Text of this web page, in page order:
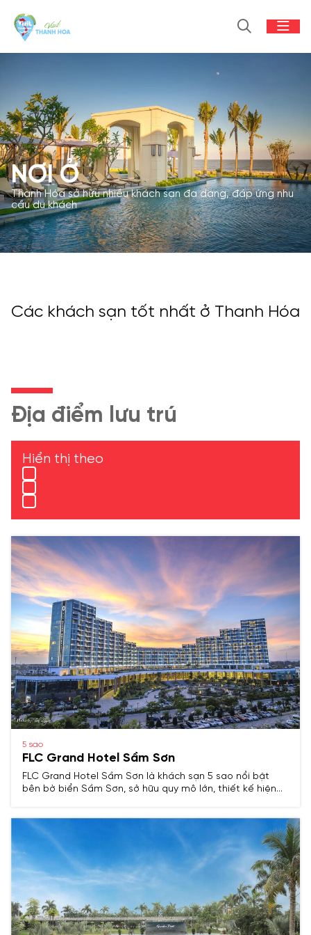
NƠI Ở
Thanh Hóa sở hữu nhiều khách sạn đa dạng, đáp ứng nhu
cầu du khách
Các khách sạn tốt nhất ở Thanh Hóa
Địa điểm lưu trú
Hiển thị theo
5 sao
FLC Grand Hotel Sầm Sơn
FLC Grand Hotel Sầm Sơn là khách sạn 5 sao nổi bật
bên bờ biển Sầm Sơn, sở hữu quy mô lớn, thiết kế hiện